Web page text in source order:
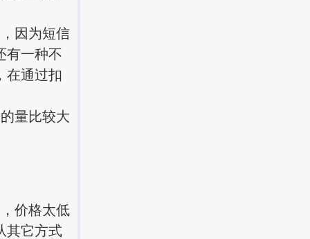
因为短信
有一种不
在通过扣
量比较大
价格太低
其它方式